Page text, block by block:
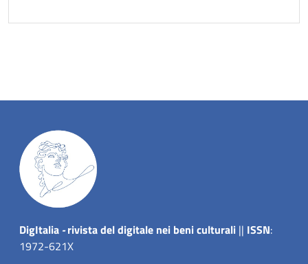
DigItalia -rivista del digitale nei beni culturali || ISSN:
1972-621X